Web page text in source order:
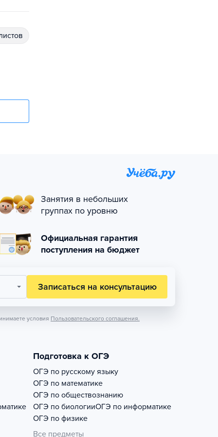
Занятия в небольших
группах по уровню
Официальная гарантия
поступления на бюджет
Записаться на консультацию
условия Пользовательского соглашения.
Подготовка к ОГЭ
ОГЭ по русскому языку
ОГЭ по математике
ОГЭ по обществознанию
ОГЭ по биологииОГЭ по информатике
ОГЭ по физике
Все предметы